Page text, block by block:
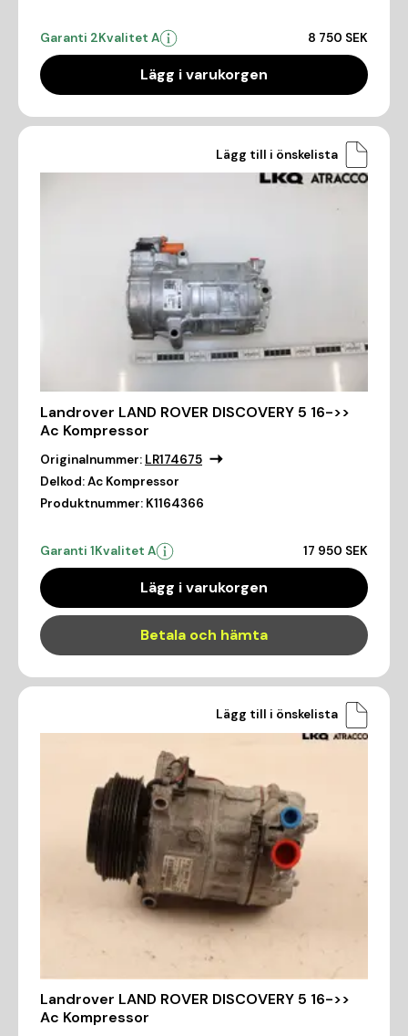
Garanti 2Kvalitet A 8 750 SEK
Lägg i varukorgen
Lägg till i önskelista
Landrover LAND ROVER DISCOVERY 5 16->>
Ac Kompressor
Originalnummer: LR174675
Delkod:Ac Kompressor
Produktnummer: K1164366
Garanti 1Kvalitet A 17 950 SEK
Lägg i varukorgen
Betala och hämta
Lägg till i önskelista
Landrover LAND ROVER DISCOVERY 5 16->>
Ac Kompressor